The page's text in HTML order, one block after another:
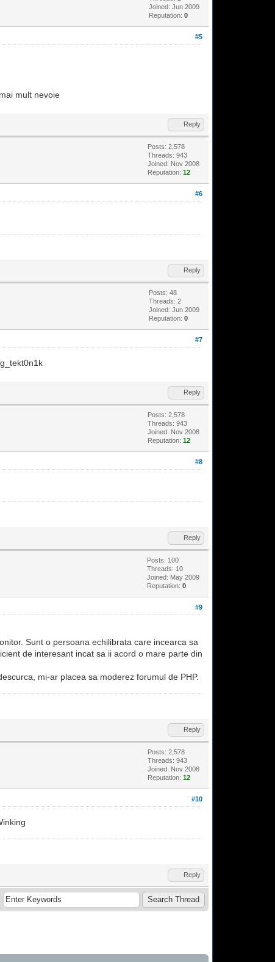
Joined: Jun 2009
Reputation: 0
#5
mult nevoie
Reply
Posts: 2,578
Threads: 943
Joined: Nov 2008
Reputation: 12
#6
Reply
Posts: 48
Threads: 2
Joined: Jun 2009
Reputation: 0
#7
Reply
Posts: 2,578
Threads: 943
Joined: Nov 2008
Reputation: 12
#8
Reply
Posts: 100
Threads: 10
Joined: May 2009
Reputation: 0
#9
Sunt o persoana echilibrata care incearca sa
de interesant incat sa ii acord o mare parte din
mi-ar placea sa moderez forumul de PHP.
Reply
Posts: 2,578
Threads: 943
Joined: Nov 2008
Reputation: 12
#10
Reply